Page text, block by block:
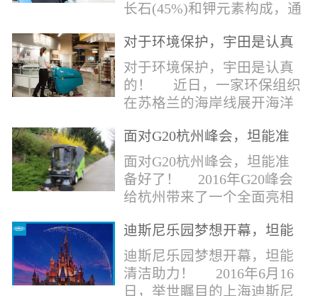
长石(45%)和钾元素构成，通
含有极少量的方解石，表面
能看出具有矿物颗粒的结晶
体，硬度比大理石硬，硬度
在6.5左右。维护比大理石容
染，花岗石的种类根据石英,
同。清洁公司花岗石晶面处
理技术方案有如下要点：
一、清洁设备、工具石材翻
新机、石材晶面处理机、吸
水吸尘器、吹风机、花岗
石...
对于环境保护，宇田是认真
的！
对于环境保护，宇田是认真
的！ 近日，一家环保组织
在苏格兰的海岸线展开海洋
洋塑料垃圾对英国海洋生物
所带来的影响。他们发现至
少有30个海滩存在塑料污染
的情况。 该组织发动当地
动中，希望以此提高公众对
理想中，大海...
面对G20杭州峰会，坦能准
备好了！
面对G20杭州峰会，坦能准
备好了！ 2016年G20峰会
给杭州带来了一个全面亮相
球国际组织和世界人民检阅
的一次大考。多国元首齐聚
杭州，在欣赏美丽西湖景色
的同事，第一印象就是杭州
迪斯尼乐园梦想开幕，坦能
清洁助力！
迪斯尼乐园梦想开幕，坦能
清洁助力！ 2016年6月16
日，举世瞩目的上海迪斯尼